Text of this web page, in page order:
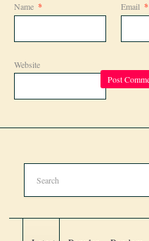
Name * Email *
Website